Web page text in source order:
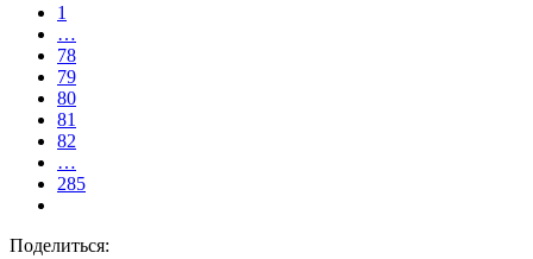
1
…
78
79
80
81
82
…
285
Поделиться: